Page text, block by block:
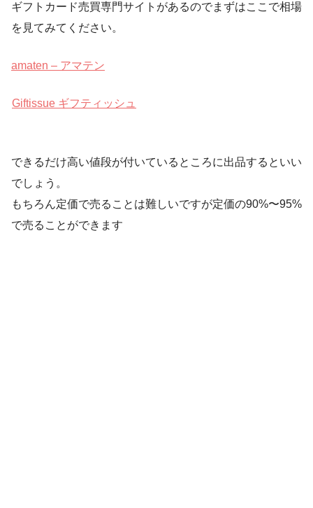
ギフトカード売買専門サイトがあるのでまずはここで相場
を見てみてください。
amaten – アマテン
Giftissue ギフティッシュ
できるだけ高い値段が付いているところに出品するといい
でしょう。
もちろん定価で売ることは難しいですが定価の90%〜95%
で売ることができます